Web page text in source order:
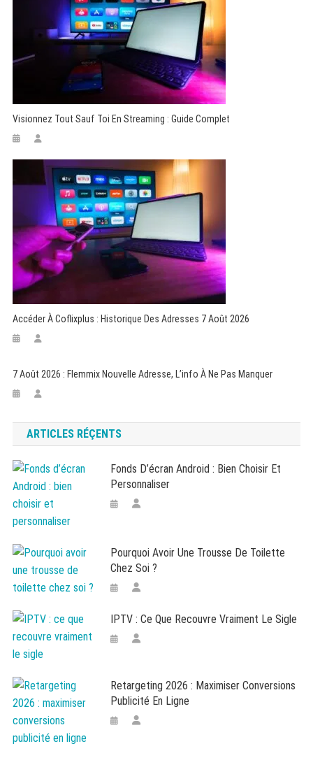
Visionnez Tout Sauf Toi En Streaming : Guide Complet
Accéder À Coflixplus : Historique Des Adresses 7 Août 2026
7 Août 2026 : Flemmix Nouvelle Adresse, L’info À Ne Pas Manquer
ARTICLES RÉÇENTS
Fonds D’écran Android : Bien Choisir Et
Personnaliser
Pourquoi Avoir Une Trousse De Toilette
Chez Soi ?
IPTV : Ce Que Recouvre Vraiment Le Sigle
Retargeting 2026 : Maximiser Conversions
Publicité En Ligne